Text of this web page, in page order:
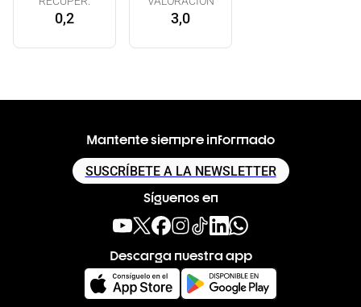
0,2 3,0
Mantente siempre informado
SUSCRÍBETE A LA NEWSLETTER
Síguenos en
Descarga nuestra app